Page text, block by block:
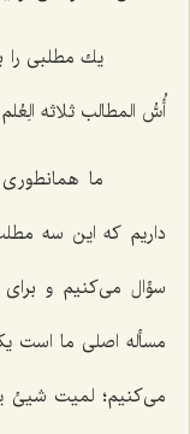
یك مطلبى را
أُسُّ المطالب ثلاثه
ما
داریم كه این سه
سؤال مى‌كنیم و
مسأله اصلى ما است
مى‌كنیم؛ لمیت